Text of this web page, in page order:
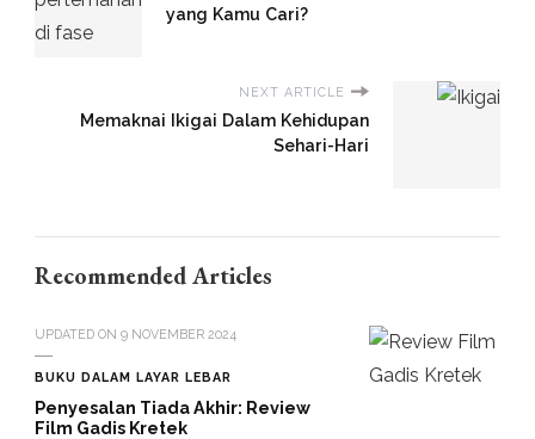
yang Kamu Cari?
NEXT ARTICLE
Memaknai Ikigai Dalam Kehidupan
Sehari-Hari
Recommended Articles
UPDATED ON 9 NOVEMBER 2024
BUKU DALAM LAYAR LEBAR
Penyesalan Tiada Akhir: Review
Film Gadis Kretek